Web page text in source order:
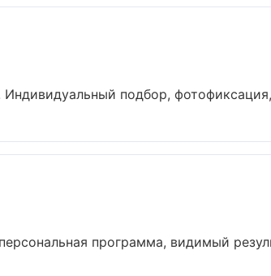
подбор,
программа, видимый